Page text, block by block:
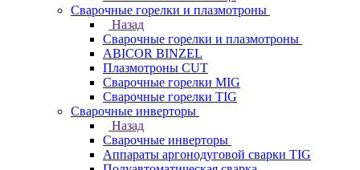
Сварочные горелки и плазмотроны
Назад
Сварочные горелки и плазмотроны
ABICOR BINZEL
Плазмотроны CUT
Сварочные горелки MIG
Сварочные горелки TIG
Сварочные инверторы
Назад
Сварочные инверторы
Аппараты аргонодуговой сварки TIG